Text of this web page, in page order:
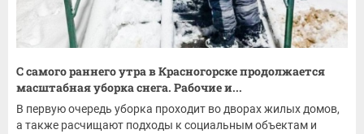
С самого раннего утра в Красногорске продолжается
масштабная уборка снега. Рабочие и...
В первую очередь уборка проходит во дворах жилых домов,
а также расчищают подходы к социальным объектам и